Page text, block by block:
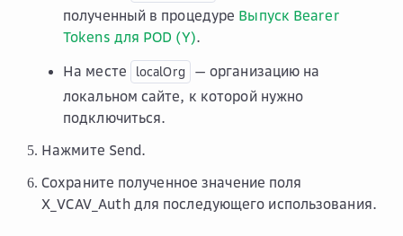
полученный в процедуре Выпуск Bearer
Tokens для POD (Y).
На месте
localOrg
— организацию на
локальном сайте, к которой нужно
подключиться.
Нажмите Send.
Сохраните полученное значение поля
X_VCAV_Authдля последующего использования.